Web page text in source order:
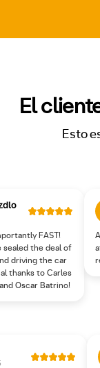
El
Esto
FAST!
sealed the deal of
driving the car
thanks to Carles
Oscar Batrino!